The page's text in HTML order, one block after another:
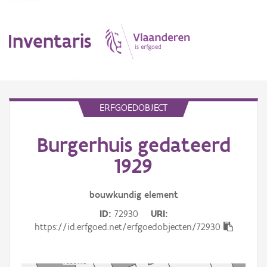
Inventaris
Erfgoedobject
ERFGOEDOBJECT
Burgerhuis gedateerd
1929
bouwkundig element
ID 72930
URI
https://id.erfgoed.net/erfgoedobjecten/72930